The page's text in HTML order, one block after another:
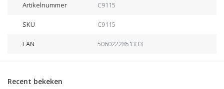
Artikelnummer C9115
SKU C9115
EAN 5060222851333
Recent bekeken